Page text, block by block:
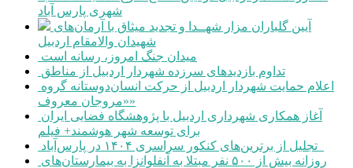
شهری پارس آباد
شهیدان والامقام اردبیل
میدان جنگ امروز، رسانه است
تداوم بازدیدهای سرزده شهردار اردبیل از مناطق
«مروجان معروف»
برای توسعه شهر هوشمند+ فیلم